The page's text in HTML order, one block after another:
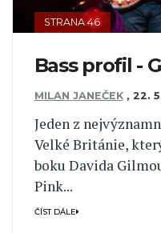
STRANA 46
Bass profil -
MILAN JANEČEK , 22.
Jeden z
Velké Británie,
boku Davida
Pink...
ČÍST DÁLE